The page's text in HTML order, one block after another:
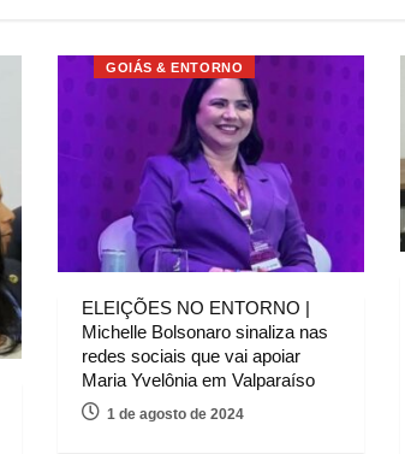
GOIÁS & ENTORNO
ELEIÇÕES NO ENTORNO |
Michelle Bolsonaro sinaliza nas
redes sociais que vai apoiar
Maria Yvelônia em Valparaíso
1 de agosto de 2024